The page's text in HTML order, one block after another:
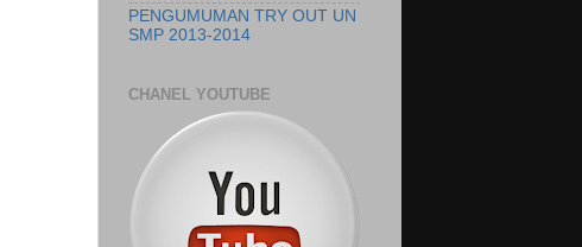
PENGUMUMAN TRY OUT UN
SMP 2013-2014
CHANEL YOUTUBE